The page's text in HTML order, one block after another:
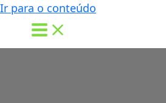
Ir para o conteúdo